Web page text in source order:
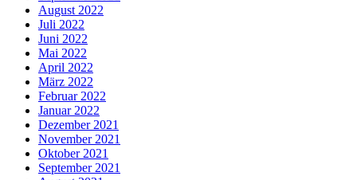
August 2022
Juli 2022
Juni 2022
Mai 2022
April 2022
März 2022
Februar 2022
Januar 2022
Dezember 2021
November 2021
Oktober 2021
September 2021